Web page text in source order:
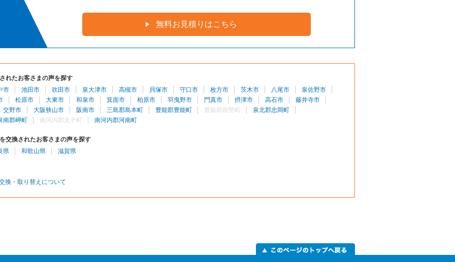
無料お見積りはこちら
れたお客さまの声を探す
市
池田市 吹田市 泉大津市 高槻市 貝塚市 守口市 枚方市 茨木市 八尾市
泉佐野市
松原市 大東市 和泉市 箕面市 柏原市 羽曳野市 門真市 摂津市 高石市
藤井寺市
交野市
大阪狭山市 阪南市 三島郡島本町 豊能郡豊能町 豊能郡能勢町
泉北郡忠岡町
南郡岬町
南河内郡太子町 南河内郡河南町
交換されたお客さまの声を探す
県
和歌山県 滋賀県
換・取り替えについて